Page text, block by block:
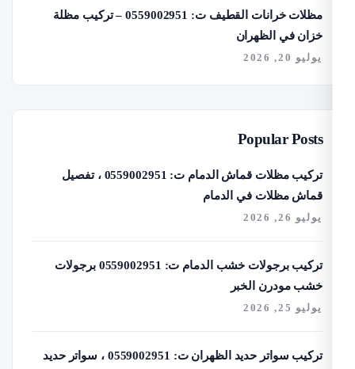
مظلات خرانات القطيف ت: 0559002951 – تركيب مظلة
في الظهران
Popular
تركيب مظلات قماش الدمام ت: 0559002951 ، تفصيل
مظلات في الدمام
تركيب برجولات خشب الدمام ت: 0559002951 برجولات
مودرن الخبر
تركيب سواتر حديد الظهران ت: 0559002951 ، سواتر حديد